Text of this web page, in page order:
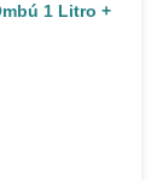
1 Litro +